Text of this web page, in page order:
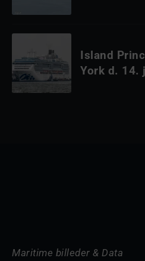
Island
York d. 14.
Maritime billeder & Data